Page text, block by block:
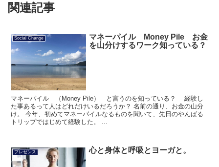
関連記事
Social Change
マネーパイル Money Pile お金
を山分けするワーク知っている？
マネーパイル （Money Pile） と言うのを知っている？ 経験し
た事あるって人はどれだけいるだろうか？ 名前の通り、お金の山分
け。 今年、初めてマネーパイルなるものを聞いて、先日のやんばる
トリップではじめて経験した。 ...
プレゼンス 心と身体と呼吸とヨーガと。